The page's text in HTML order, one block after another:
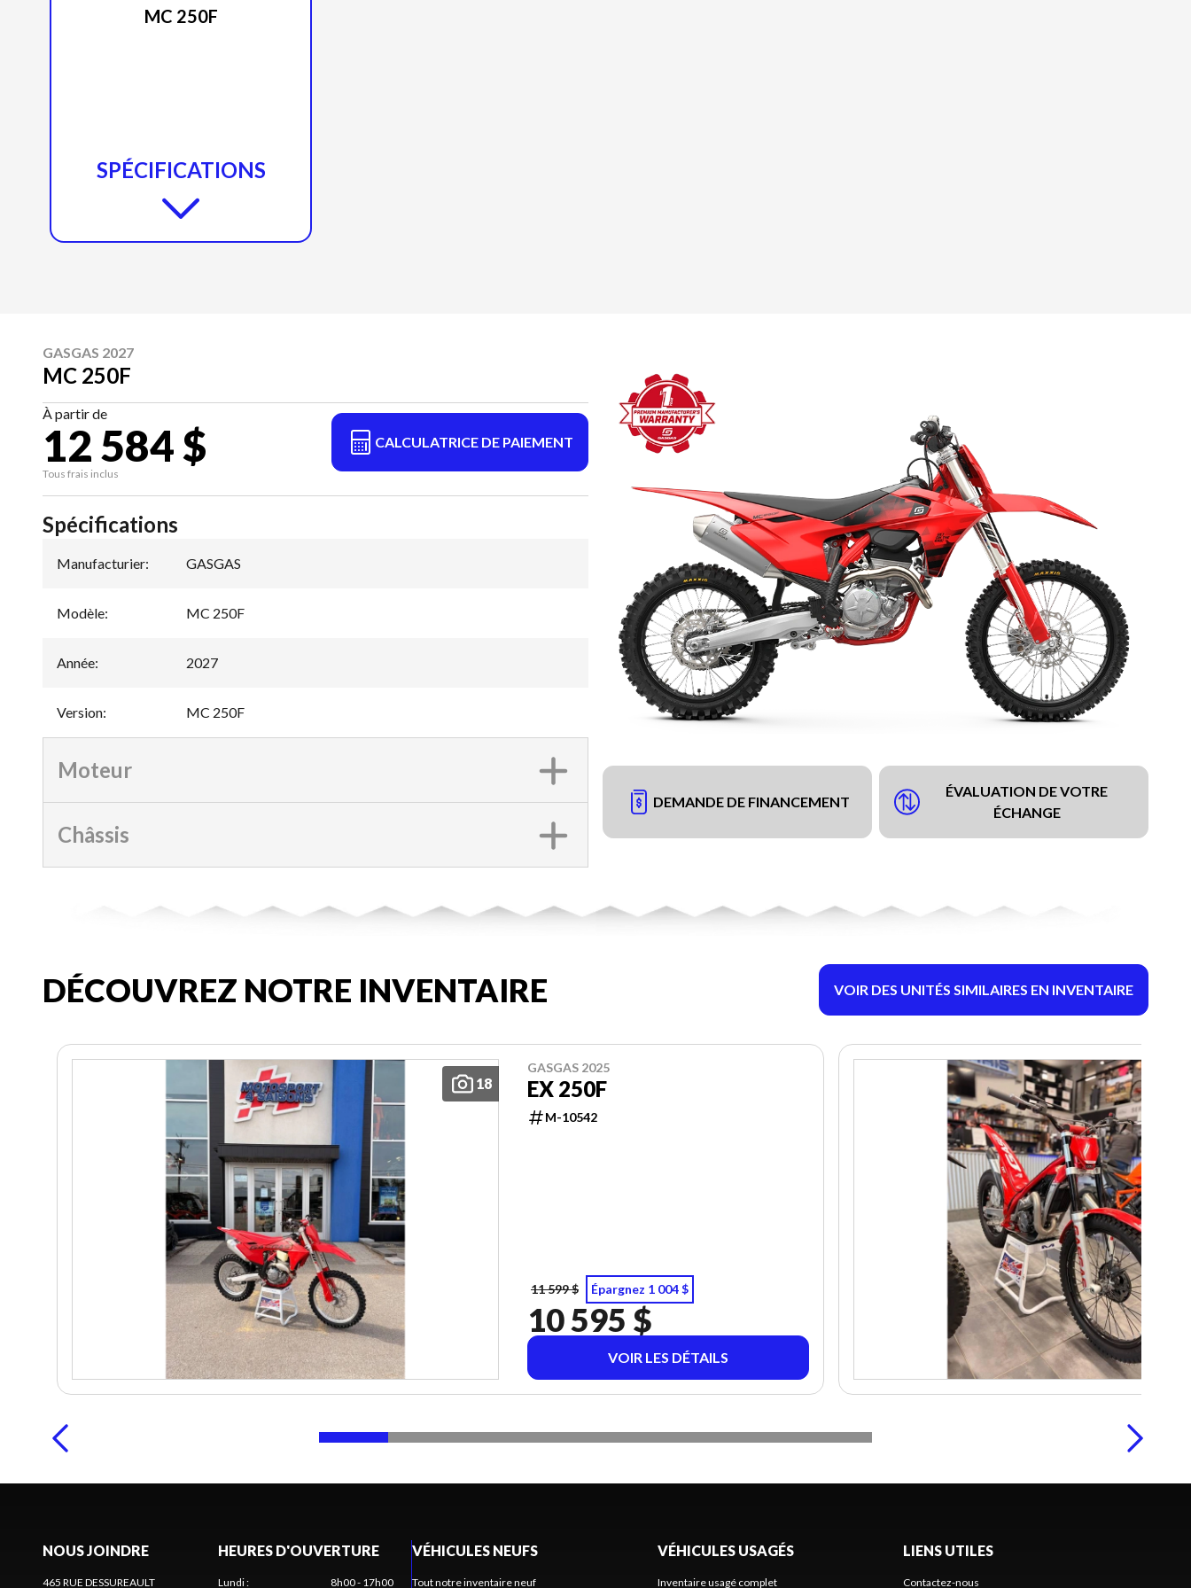
MC 250F
SPÉCIFICATIONS
GASGAS 2027
MC 250F
À partir de
12 584 $
Tous frais inclus
CALCULATRICE DE PAIEMENT
DEMANDE DE FINANCEMENT
ÉVALUATION DE VOTRE
ÉCHANGE
Spécifications
Manufacturier: GASGAS
Modèle: MC 250F
Année: 2027
Version: MC 250F
Moteur
Châssis
DÉCOUVREZ NOTRE INVENTAIRE VOIR DES UNITÉS SIMILAIRES EN INVENTAIRE
18
GASGAS 2025
EX 250F
M-10542
11 599 $ Épargnez 1 004 $
10 595 $
VOIR LES DÉTAILS
NOUS JOINDRE
465 RUE DESSUREAULT
HEURES D'OUVERTURE
Lundi: 8h00 - 17h00
VÉHICULES NEUFS
Tout notre inventaire neuf
VÉHICULES USAGÉS
Inventaire usagé complet
LIENS UTILES
Contactez-nous